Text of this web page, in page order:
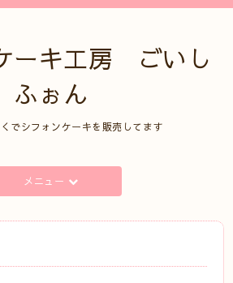
ーキ工房 ごいし
ふぉん
でシフォンケーキを販売してます
メニュー